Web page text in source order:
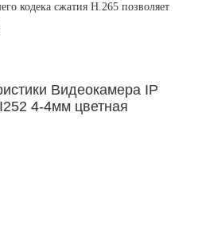
кодека сжатия H.265 позволяет
Поддерживается питание по
выбор для организации
а также для реализации
Видеокамера IP
4-4мм цветная